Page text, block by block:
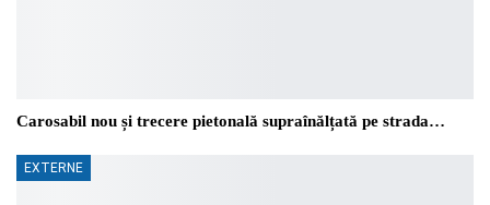
Carosabil nou și trecere pietonală supraînălțată pe strada…
EXTERNE